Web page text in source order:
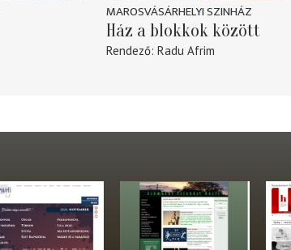
MAROSVÁSÁRHELYI SZINHÁZ
Ház a blokkok között
Rendező Radu Afrim